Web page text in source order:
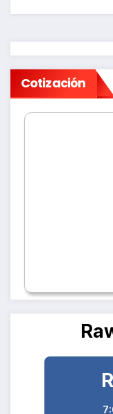
Cotización